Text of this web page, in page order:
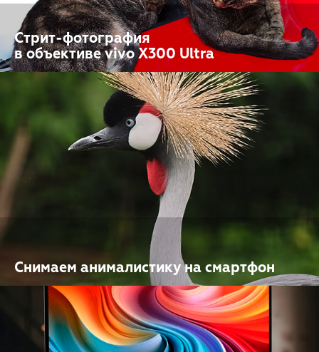
Стрит-фотография
в объективе vivo X300 Ultra
Снимаем анималистику на смартфон